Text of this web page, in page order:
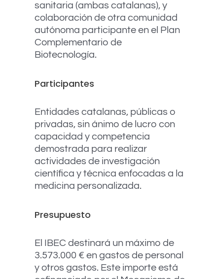
sanitaria (ambas catalanas), y
colaboración de otra comunidad
autónoma participante en el Plan
Complementario de
Biotecnología.
Participantes
Entidades catalanas, públicas o
privadas, sin ánimo de lucro con
capacidad y competencia
demostrada para realizar
actividades de investigación
científica y técnica enfocadas a la
medicina personalizada.
Presupuesto
El IBEC destinará un máximo de
3.573.000 € en gastos de personal
y otros gastos. Este importe está